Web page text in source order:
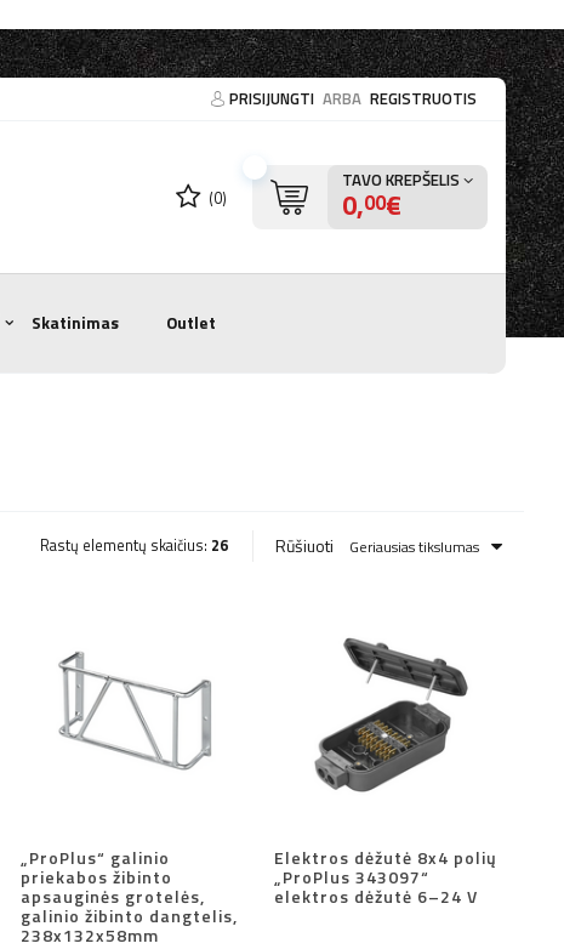
PRISIJUNGTI ARBA REGISTRUOTIS
(0)
TAVO KREPŠELIS
0,00€
Skatinimas Outlet
Rastų elementų skaičius: 26 Rūšiuoti Geriausias tikslumas
„ProPlus“ galinio
priekabos žibinto
apsauginės grotelės,
galinio žibinto dangtelis,
238x132x58mm
Elektros dėžutė 8x4 polių
„ProPlus 343097“
elektros dėžutė 6–24 V